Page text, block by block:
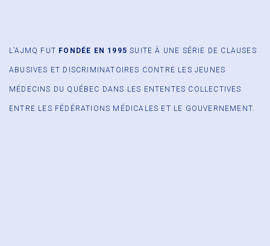
L’AJMQ FUT FONDÉE EN 1995 SUITE À UNE SÉRIE DE CLAUSES
ABUSIVES ET DISCRIMINATOIRES CONTRE LES JEUNES
MÉDECINS DU QUÉBEC DANS LES ENTENTES COLLECTIVES
ENTRE LES FÉDÉRATIONS MÉDICALES ET LE GOUVERNEMENT.